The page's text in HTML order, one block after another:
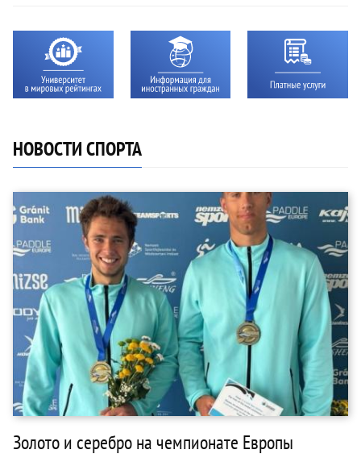
НОВОСТИ СПОРТА
Золото и серебро на чемпионате Европы